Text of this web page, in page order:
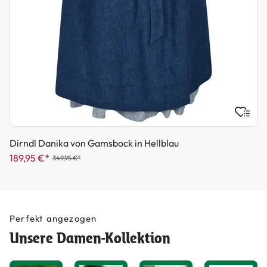
Dirndl Danika von Gamsbock in Hellblau
189,95 €* 349,95 €*
Perfekt angezogen
Unsere Damen-Kollektion